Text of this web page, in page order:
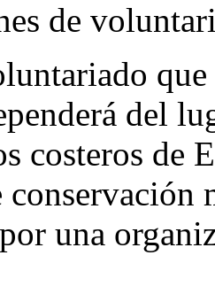
de
que
del
costeros de
una